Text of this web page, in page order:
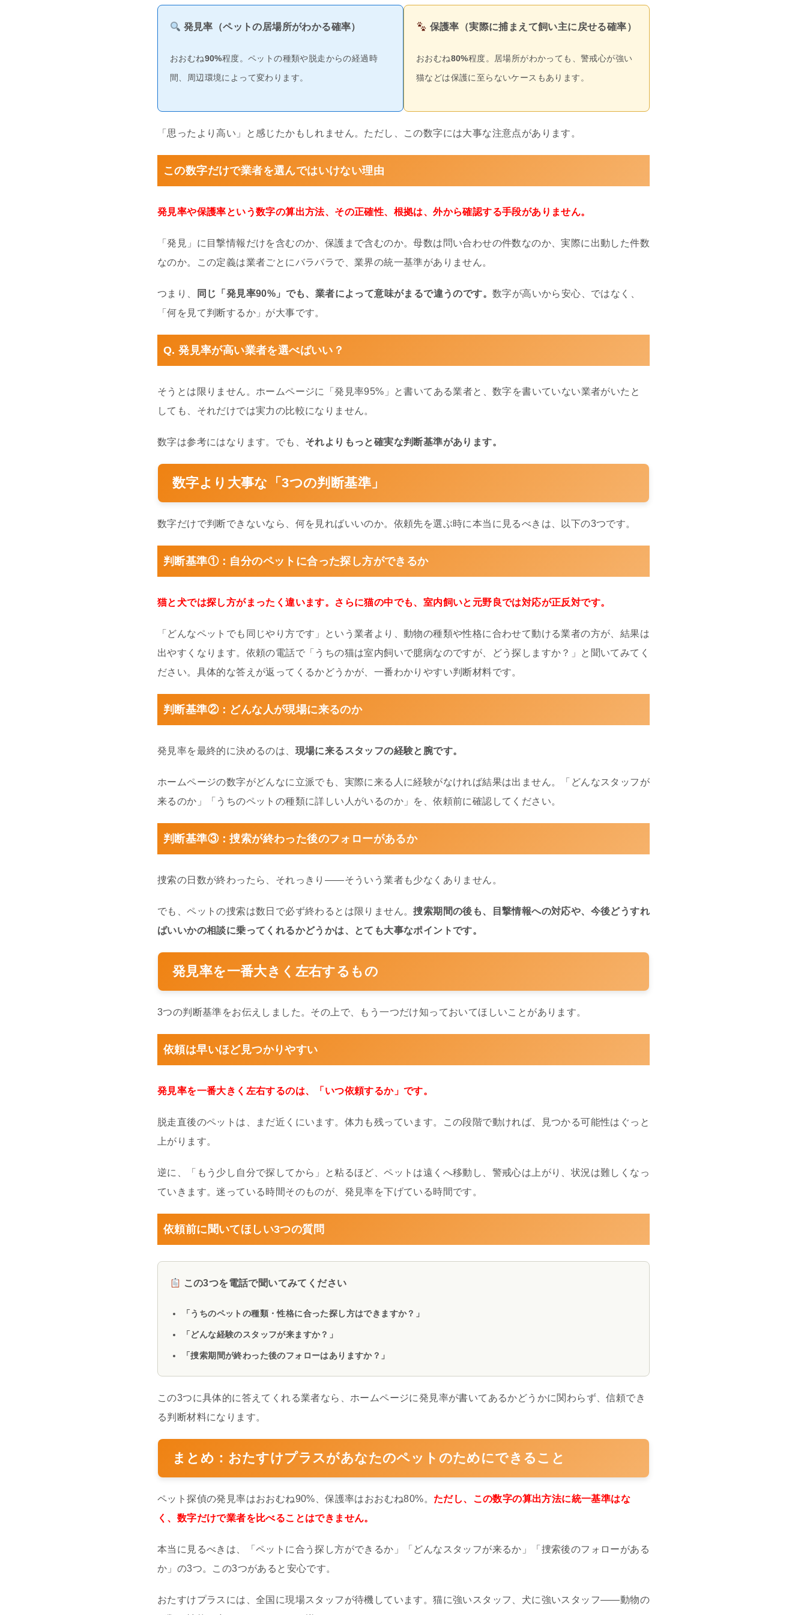
発見率（ペットの居場所がわかる確率）
おおむね90%程度。ペットの種類や脱走からの経過時
間、周辺環境によって変わります。
保護率（実際に捕まえて飼い主に戻せる確率）
おおむね80%程度。居場所がわかっても、警戒心が強い
猫などは保護に至らないケースもあります。
「思ったより高い」と感じたかもしれません。ただし、この数字には大事な注意点があります。
この数字だけで業者を選んではいけない理由
発見率や保護率という数字の算出方法、その正確性、根拠は、外から確認する手段がありません。
「発見」に目撃情報だけを含むのか、保護まで含むのか。母数は問い合わせの件数なのか、実際に出動した件数
なのか。この定義は業者ごとにバラバラで、業界の統一基準がありません。
つまり、 同じ「発見率90%」でも、業者によって意味がまるで違うのです。数字が高いから安心、ではなく、
「何を見て判断するか」が大事です。
Q. 発見率が高い業者を選べばいい？
そうとは限りません。ホームページに「発見率95%」と書いてある業者と、数字を書いていない業者がいたと
しても、それだけでは実力の比較になりません。
数字は参考にはなります。でも、 それよりもっと確実な判断基準があります。
数字より大事な「3つの判断基準」
数字だけで判断できないなら、何を見ればいいのか。依頼先を選ぶ時に本当に見るべきは、以下の3つです。
判断基準①：自分のペットに合った探し方ができるか
猫と犬では探し方がまったく違います。さらに猫の中でも、室内飼いと元野良では対応が正反対です。
「どんなペットでも同じやり方です」という業者より、動物の種類や性格に合わせて動ける業者の方が、結果は
出やすくなります。依頼の電話で「うちの猫は室内飼いで臆病なのですが、どう探しますか？」と聞いてみてく
ださい。具体的な答えが返ってくるかどうかが、一番わかりやすい判断材料です。
判断基準②：どんな人が現場に来るのか
発見率を最終的に決めるのは、 現場に来るスタッフの経験と腕です。
ホームページの数字がどんなに立派でも、実際に来る人に経験がなければ結果は出ません。「どんなスタッフが
来るのか」「うちのペットの種類に詳しい人がいるのか」を、依頼前に確認してください。
判断基準③：捜索が終わった後のフォローがあるか
捜索の日数が終わったら、それっきり——そういう業者も少なくありません。
でも、ペットの捜索は数日で必ず終わるとは限りません。捜索期間の後も、目撃情報への対応や、今後どうすれ
ばいいかの相談に乗ってくれるかどうかは、とても大事なポイントです。
発見率を一番大きく左右するもの
3つの判断基準をお伝えしました。その上で、もう一つだけ知っておいてほしいことがあります。
依頼は早いほど見つかりやすい
発見率を一番大きく左右するのは、「いつ依頼するか」です。
脱走直後のペットは、まだ近くにいます。体力も残っています。この段階で動ければ、見つかる可能性はぐっと
上がります。
逆に、「もう少し自分で探してから」と粘るほど、ペットは遠くへ移動し、警戒心は上がり、状況は難しくなっ
ていきます。迷っている時間そのものが、発見率を下げている時間です。
依頼前に聞いてほしい3つの質問
この3つを電話で聞いてみてください
「うちのペットの種類・性格に合った探し方はできますか？」
「どんな経験のスタッフが来ますか？」
「捜索期間が終わった後のフォローはありますか？」
この3つに具体的に答えてくれる業者なら、ホームページに発見率が書いてあるかどうかに関わらず、信頼でき
る判断材料になります。
まとめ：おたすけプラスがあなたのペットのためにできること
ペット探偵の発見率はおおむね90%、保護率はおおむね80%。 ただし、この数字の算出方法に統一基準はな
く、数字だけで業者を比べることはできません。
本当に見るべきは、「ペットに合う探し方ができるか」「どんなスタッフが来るか」「捜索後のフォローがある
か」の3つ。この3つがあると安心です。
おたすけプラスには、全国に現場スタッフが待機しています。猫に強いスタッフ、犬に強いスタッフ——動物の